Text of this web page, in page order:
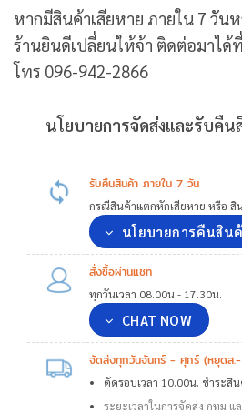
หากมีสินค้าเสียหาย ภายใน 7 วัน
ร้านยินดีเปลี่ยนให้จ้า ติดต่อมาได้
โทร 096-942-2866
นโยบายการจัดส่งและรับคืน
รับคืนสินค้า ภายใน 7 วัน
กรณีสินค้าแตกหักเสียหาย หรือ
นโยบายการคืนสิน
สั่งซื้อผ่านแชท
ทุกวันเวลา 08.00น - 17.30น.
CHAT NOW
จัดส่งทุกวันจันทร์ - ศุกร์ (หยุดส
ตัดรอบเวลา 10.00น. ชำระสิ
ระยะเวลาในการจัดส่ง กทม